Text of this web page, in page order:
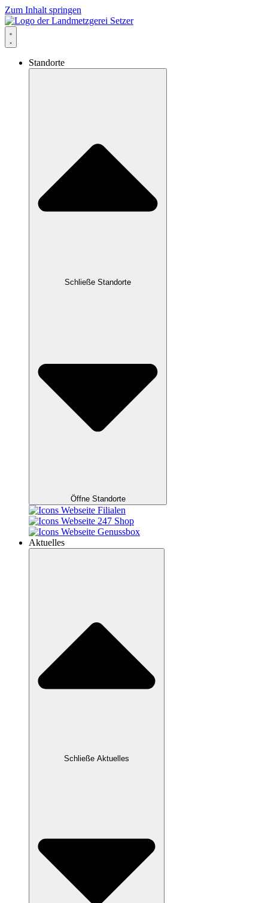
Zum Inhalt springen
Standorte
Schließe Standorte
Öffne Standorte
Aktuelles
Schließe Aktuelles